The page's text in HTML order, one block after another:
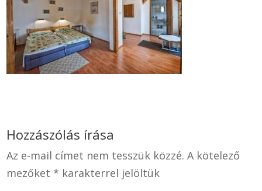
Hozzászólás írása
Az e-mail címet nem tesszük közzé. A kötelező
mezőket * karakterrel jelöltük